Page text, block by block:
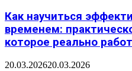
Как научиться
временем:
которое реально
20.03.202620.03.2026